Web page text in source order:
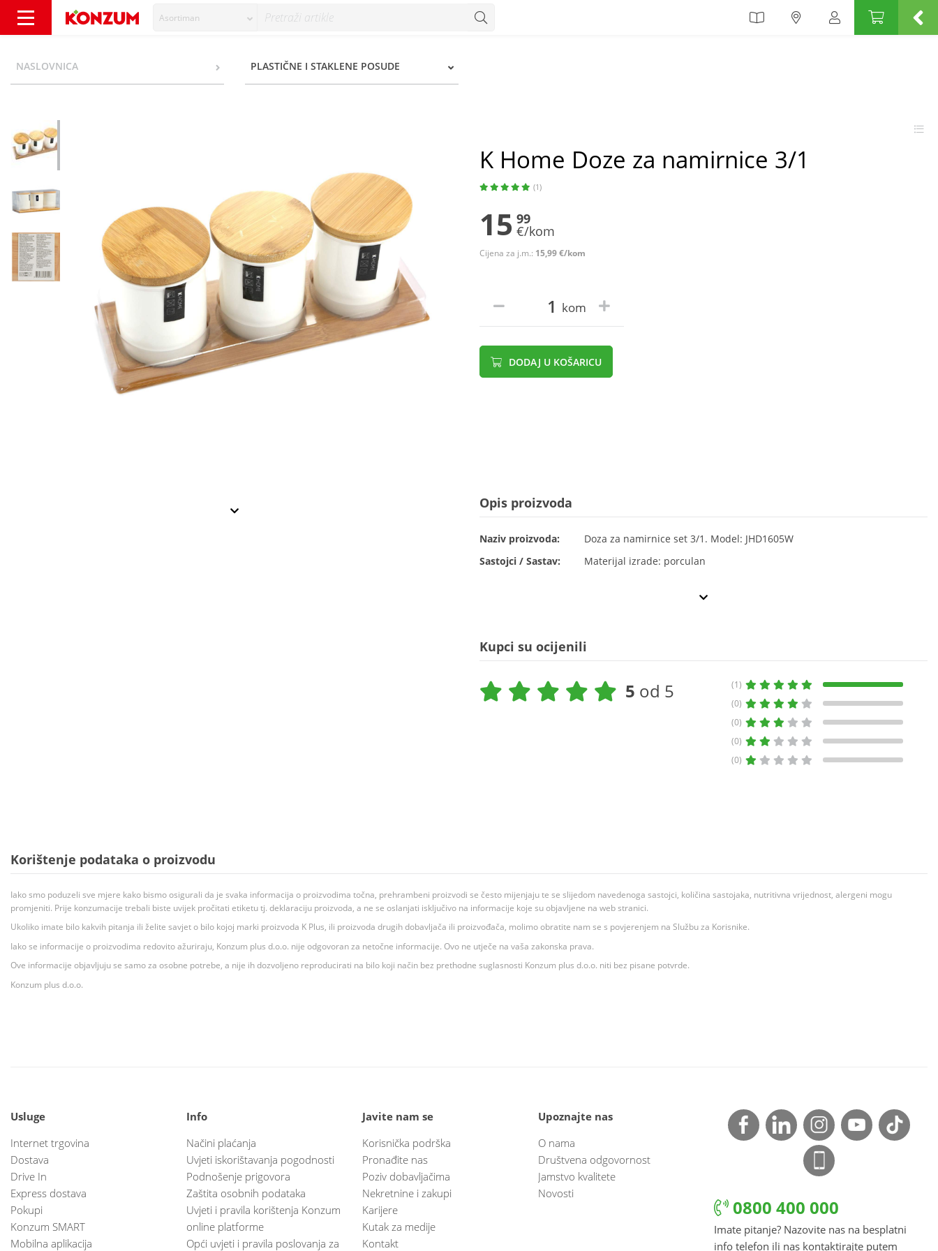
Asortiman
NASLOVNICA PLASTIČNE I STAKLENE POSUDE
K Home Doze za namirnice 3/1
(1)
15 99
€/kom
Cijena za j.m.: 15,99 €/kom
kom
DODAJ U KOŠARICU
Opis proizvoda
Naziv proizvoda:
Doza za namirnice set 3/1. Model: JHD1605W
Sastojci / Sastav:
Materijal izrade: porculan
Kupci su ocijenili
5 od 5
(1)
(0)
(0)
(0)
(0)
Korištenje podataka o proizvodu
Iako smo poduzeli sve mjere kako bismo osigurali da je svaka informacija o proizvodima točna, prehrambeni proizvodi se često mijenjaju te se slijedom navedenoga sastojci, količina sastojaka, nutritivna vrijednost, alergeni mogu
promjeniti. Prije konzumacije trebali biste uvijek pročitati etiketu tj. deklaraciju proizvoda, a ne se oslanjati isključivo na informacije koje su objavljene na web stranici.
Ukoliko imate bilo kakvih pitanja ili želite savjet o bilo kojoj marki proizvoda K Plus, ili proizvoda drugih dobavljača ili proizvođača, molimo obratite nam se s povjerenjem na Službu za Korisnike.
Iako se informacije o proizvodima redovito ažuriraju, Konzum plus d.o.o. nije odgovoran za netočne informacije. Ovo ne utječe na vaša zakonska prava.
Ove informacije objavljuju se samo za osobne potrebe, a nije ih dozvoljeno reproducirati na bilo koji način bez prethodne suglasnosti Konzum plus d.o.o. niti bez pisane potvrde.
Konzum plus d.o.o.
Usluge
Internet trgovina
Dostava
Drive In
Express dostava
Pokupi
Konzum SMART
Mobilna aplikacija
Info
Načini plaćanja
Uvjeti iskorištavanja pogodnosti
Podnošenje prigovora
Zaštita osobnih podataka
Uvjeti i pravila korištenja Konzum
online platforme
Opći uvjeti i pravila poslovanja za
Javite nam se
Korisnička podrška
Pronađite nas
Poziv dobavljačima
Nekretnine i zakupi
Karijere
Kutak za medije
Kontakt
Upoznajte nas
O nama
Društvena odgovornost
Jamstvo kvalitete
Novosti
0800 400 000
Imate pitanje? Nazovite nas na besplatni
info telefon ili nas kontaktirajte putem